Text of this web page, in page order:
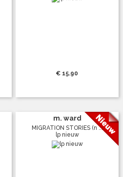
€ 15.90
m. ward
MIGRATION STORIES (n ...
lp nieuw